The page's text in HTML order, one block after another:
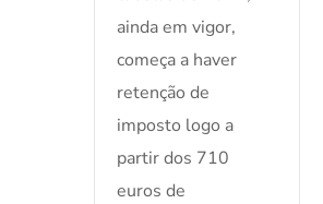
ainda em vigor,
começa a haver
retenção de
imposto logo a
partir dos 710
euros de